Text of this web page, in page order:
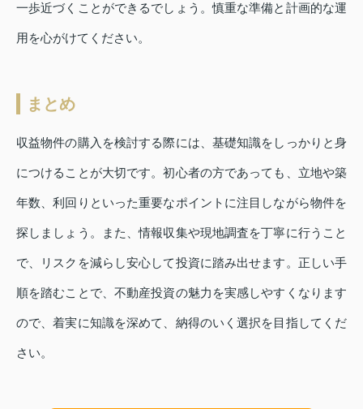
一歩近づくことができるでしょう。慎重な準備と計画的な運
用を心がけてください。
まとめ
収益物件の購入を検討する際には、基礎知識をしっかりと身
につけることが大切です。初心者の方であっても、立地や築
年数、利回りといった重要なポイントに注目しながら物件を
探しましょう。また、情報収集や現地調査を丁寧に行うこと
で、リスクを減らし安心して投資に踏み出せます。正しい手
順を踏むことで、不動産投資の魅力を実感しやすくなります
ので、着実に知識を深めて、納得のいく選択を目指してくだ
さい。